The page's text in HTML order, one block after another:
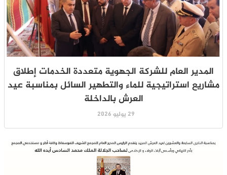
المدير العام للشركة الجهوية متعددة الخدمات إطلاق
مشاريع استراتيجية للماء والتطهير السائل بمناسبة عيد
العرش بالداخلة
29 يوليو 2026